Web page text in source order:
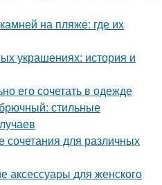
на пляже: где их
украшениях: история и
его сочетать в одежде
стильные
для различных
аксессуары для женского